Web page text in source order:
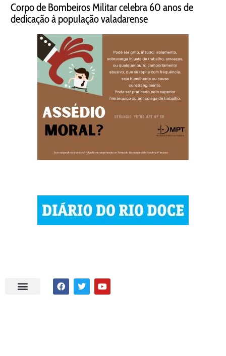
Corpo de Bombeiros Militar celebra 60 anos de
dedicação à população valadarense